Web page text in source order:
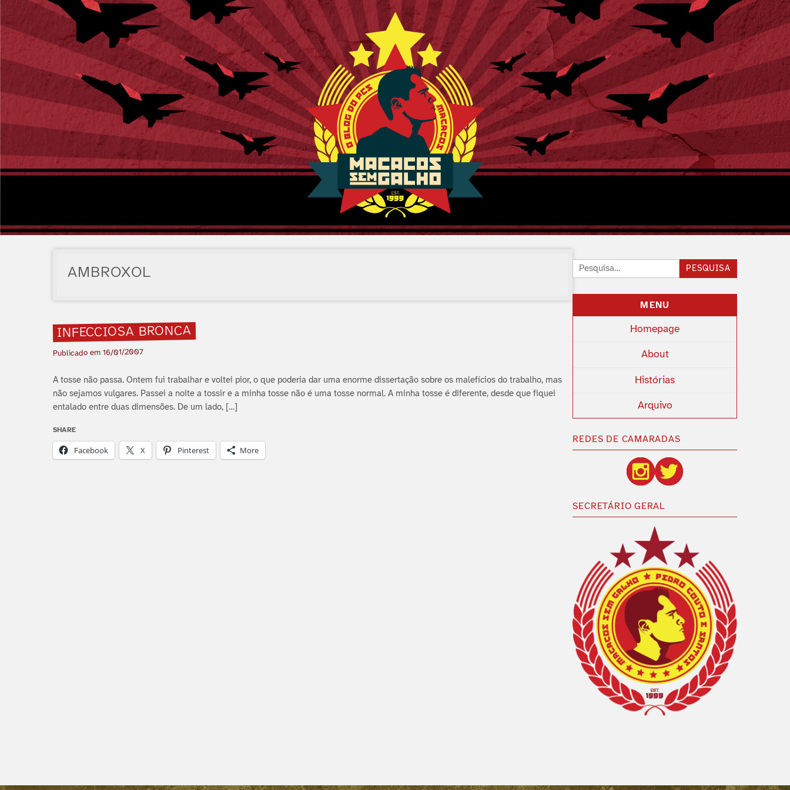
AMBROXOL
INFECCIOSA BRONCA
Publicado em 16/01/2007
A tosse não passa. Ontem fui trabalhar e voltei pior, o que poderia dar uma enorme dissertação sobre os malefí­cios do trabalho, mas
não sejamos vulgares. Passei a noite a tossir e a minha tosse não é uma tosse normal. A minha tosse é diferente, desde que fiquei
entalado entre duas dimensões. De um lado, […]
SHARE
Facebook X Pinterest More
Pesquisar: PESQUISA
MENU
Homepage
About
Histórias
Arquivo
REDES DE CAMARADAS
SECRETÁRIO GERAL